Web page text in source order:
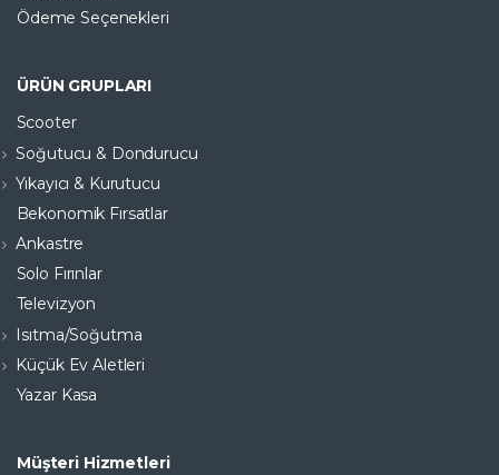
Ödeme Seçenekleri
ÜRÜN GRUPLARI
Scooter
Soğutucu & Dondurucu
Yıkayıcı & Kurutucu
Bekonomik Fırsatlar
Ankastre
Solo Fırınlar
Televizyon
Isıtma/Soğutma
Küçük Ev Aletleri
Yazar Kasa
Müşteri Hizmetleri